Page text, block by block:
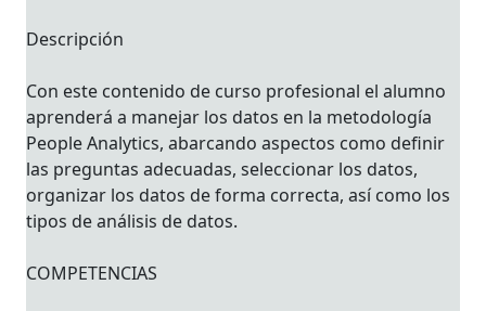
Descripción
Con este contenido de curso profesional el alumno
aprenderá a manejar los datos en la metodología
People Analytics, abarcando aspectos como definir
las preguntas adecuadas, seleccionar los datos,
organizar los datos de forma correcta, así como los
tipos de análisis de datos.
COMPETENCIAS